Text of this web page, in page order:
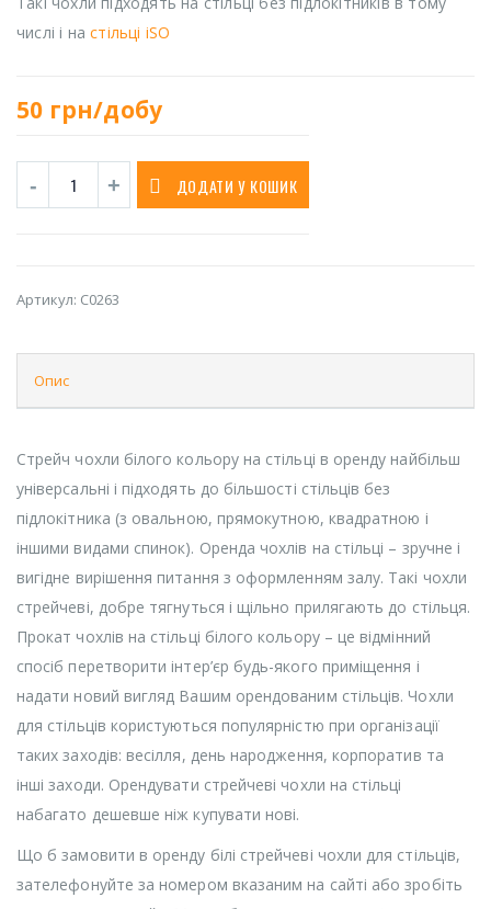
числі і настільці iSO
50 грн/добу
ДОДАТИ У КОШИК
Артикул: C0263
Опис
Стрейч чохли білого кольору на стільці в оренду найбільш
універсальні і підходять до більшості стільців без
підлокітника (з овальною, прямокутною, квадратною і
іншими видами спинок). Оренда чохлів на стільці – зручне і
вигідне вирішення питання з оформленням залу. Такі чохли
стрейчеві, добре тягнуться і щільно прилягають до стільця.
Прокат чохлів на стільці білого кольору – це відмінний
спосіб перетворити інтер’єр будь-якого приміщення і
надати новий вигляд Вашим орендованим стільців. Чохли
для стільців користуються популярністю при організації
таких заходів: весілля, день народження, корпоратив та
інші заходи. Орендувати стрейчеві чохли на стільці
набагато дешевше ніж купувати нові.
Що б замовити в оренду білі стрейчеві чохли для стільців,
зателефонуйте за номером вказаним на сайті або зробіть